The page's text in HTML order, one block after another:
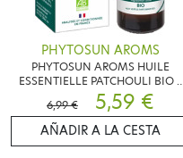
PHYTOSUN AROMS
PHYTOSUN AROMS HUILE
ESSENTIELLE PATCHOULI BIO 5
ML
6,99 € 5,59 €
AÑADIR A LA CESTA